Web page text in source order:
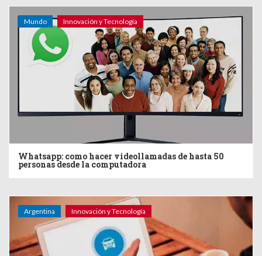
Mundo Innovación y Tecnología
Whatsapp: como hacer videollamadas de hasta 50
personas desde la computadora
Argentina Innovación y Tecnología